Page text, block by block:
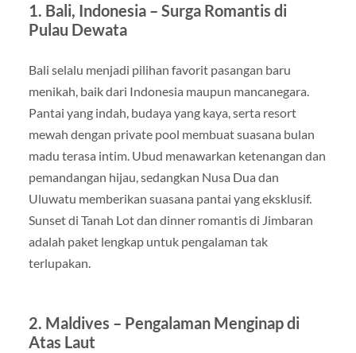
1. Bali, Indonesia – Surga Romantis di
Pulau Dewata
Bali selalu menjadi pilihan favorit pasangan baru
menikah, baik dari Indonesia maupun mancanegara.
Pantai yang indah, budaya yang kaya, serta resort
mewah dengan private pool membuat suasana bulan
madu terasa intim. Ubud menawarkan ketenangan dan
pemandangan hijau, sedangkan Nusa Dua dan
Uluwatu memberikan suasana pantai yang eksklusif.
Sunset di Tanah Lot dan dinner romantis di Jimbaran
adalah paket lengkap untuk pengalaman tak
terlupakan.
2. Maldives – Pengalaman Menginap di
Atas Laut